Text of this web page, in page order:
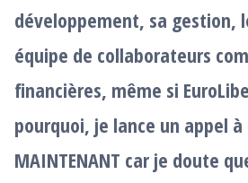
développement, sa gestion,
équipe de collaborateurs
financières, même si
pourquoi, je lance un appel à
MAINTENANT car je doute